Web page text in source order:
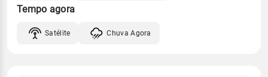
Tempo agora
Satélite Chuva Agora